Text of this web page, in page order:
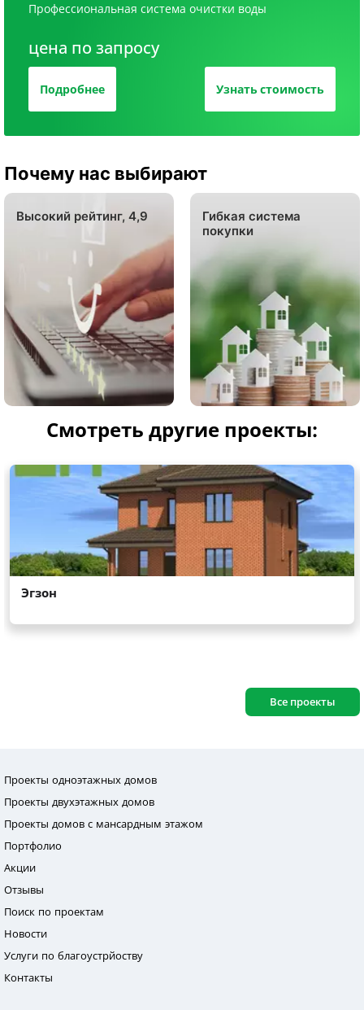
Профессиональная система очистки воды
цена по запросу
Подробнее Узнать стоимость
Почему нас выбирают
Высокий рейтинг, 4,9
Гибкая система
покупки
Смотреть другие проекты:
Все проекты
Проекты одноэтажных домов
Проекты двухэтажных домов
Проекты домов с мансардным этажом
Портфолио
Акции
Отзывы
Поиск по проектам
Новости
Услуги по благоустрйоству
Контакты